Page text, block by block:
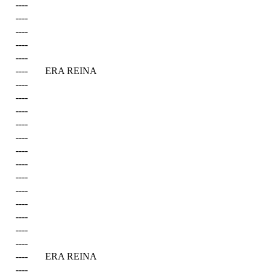
----
----
----
----
----
----
ERA REINA
----
----
----
----
----
----
----
----
----
----
----
----
----
----
ERA REINA
----